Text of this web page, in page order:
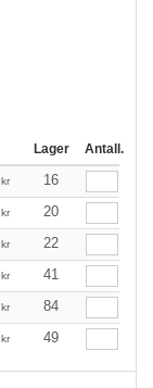
Lager Antall.
kr
16
kr
20
kr
22
kr
41
kr
84
kr 49